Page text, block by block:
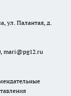
ул. Палантая, д.
mari@pg12.ru